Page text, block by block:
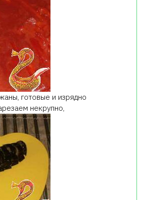
готовые и изрядно
некрупно,